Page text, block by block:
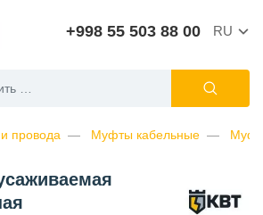
+998 55 503 88 00 RU
провода Муфты кабельные